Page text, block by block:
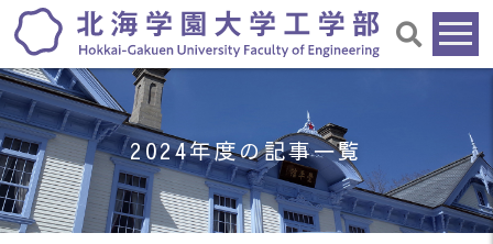
2024年度の記事一覧